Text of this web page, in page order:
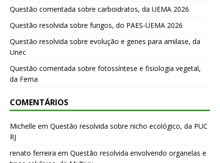
Questão comentada sobre carboidratos, da UEMA 2026
Questão resolvida sobre fungos, do PAES-UEMA 2026
Questão resolvida sobre evolução e genes para amilase, da
Unec
Questão comentada sobre fotossíntese e fisiologia vegetal,
da Fema
COMENTÁRIOS
Michelle em Questão resolvida sobre nicho ecológico, da PUC
RJ
renato ferreira em Questão resolvida envolvendo organelas e